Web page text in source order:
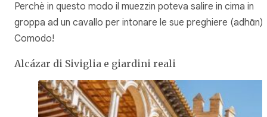
Perchè in questo modo il muezzin poteva salire in cima in
groppa ad un cavallo per intonare le sue preghiere (adhɑ̄n).
Comodo!
Alcázar di Siviglia e giardini reali